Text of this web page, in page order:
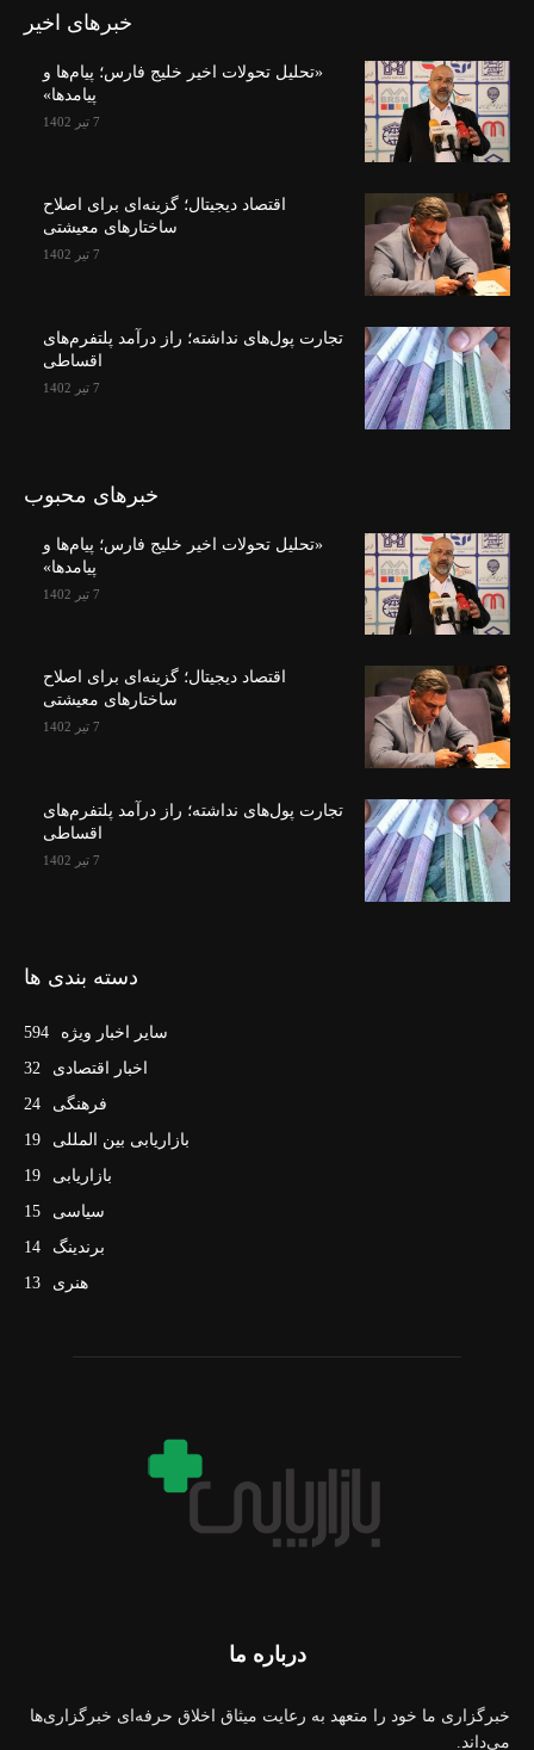
خبرهای اخیر
«تحلیل تحولات اخیر خلیج فارس؛ پیام‌ها و
پیامدها»
7 تیر 1402
اقتصاد دیجیتال؛ گزینه‌ای برای اصلاح
ساختارهای معیشتی
7 تیر 1402
تجارت پول‌های نداشته؛ راز درآمد پلتفرم‌های
اقساطی
7 تیر 1402
خبرهای محبوب
«تحلیل تحولات اخیر خلیج فارس؛ پیام‌ها و
پیامدها»
7 تیر 1402
اقتصاد دیجیتال؛ گزینه‌ای برای اصلاح
ساختارهای معیشتی
7 تیر 1402
تجارت پول‌های نداشته؛ راز درآمد پلتفرم‌های
اقساطی
7 تیر 1402
دسته بندی ها
سایر اخبار ویژه
594
اخبار اقتصادی
32
فرهنگی
24
بازاریابی بین المللی
19
بازاریابی
19
سیاسی
15
برندینگ
14
هنری
13
درباره ما
خبرگزاری ما خود را متعهد به رعایت میثاق اخلاق حرفه‌ای خبرگزاری‌ها
می‌داند.